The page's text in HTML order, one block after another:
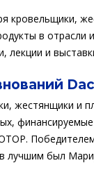
кровельщики,
в отрасли
лекции и
жестянщики и
лучшим был